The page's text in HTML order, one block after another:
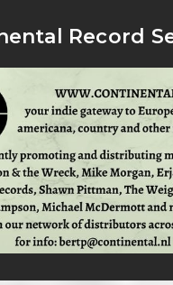
Record